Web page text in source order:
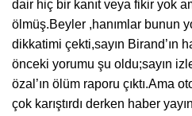
dair hiç bir kanıt veya fikir yok
ölmüş.Beyler ,hanımlar bunun
dikkatimi çekti,sayın Birand’ın
önceki yorumu şu oldu;sayın
özal’ın ölüm raporu çıktı.Ama
çok karıştırdı derken haber